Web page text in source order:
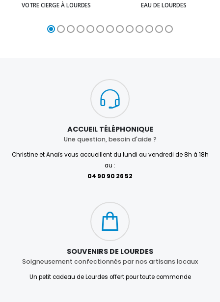
VOTRE CIERGE À LOURDES EAU DE LOURDES
ACCUEIL TÉLÉPHONIQUE
Une question, besoin d'aide ?
Christine et Anaïs vous accueillent du lundi au vendredi de 8h à 18h
au :
04 90 90 26 52
SOUVENIRS DE LOURDES
Soigneusement confectionnés par nos artisans locaux
Un petit cadeau de Lourdes offert pour toute commande